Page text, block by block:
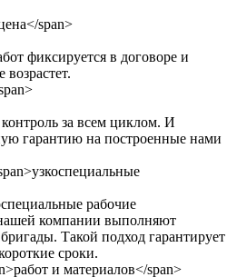
фиксируется в договоре и
за всем циклом. И
гарантию на построенные нами
рабочие
компании выполняют
Такой подход гарантирует
сроки.